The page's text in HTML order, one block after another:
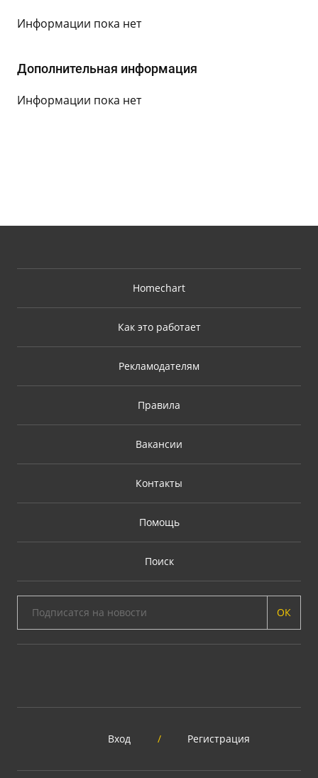
Информации пока нет
Дополнительная информация
Информации пока нет
Homechart
Как это работает
Рекламодателям
Правила
Вакансии
Контакты
Помощь
Поиск
ОК
Вход / Регистрация